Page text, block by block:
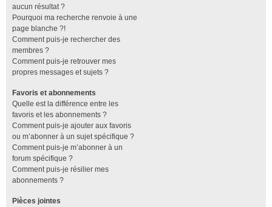
aucun résultat ?
Pourquoi ma recherche renvoie à une
page blanche ?!
Comment puis-je rechercher des
membres ?
Comment puis-je retrouver mes
propres messages et sujets ?
Favoris et abonnements
Quelle est la différence entre les
favoris et les abonnements ?
Comment puis-je ajouter aux favoris
ou m’abonner à un sujet spécifique ?
Comment puis-je m’abonner à un
forum spécifique ?
Comment puis-je résilier mes
abonnements ?
Pièces jointes